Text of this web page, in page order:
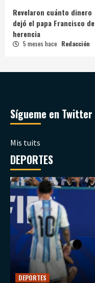
Revelaron cuánto dinero
dejó el papa Francisco de
herencia
5 meses hace Redacción
Sígueme en Twitter
Mis tuits
DEPORTES
DEPORTES